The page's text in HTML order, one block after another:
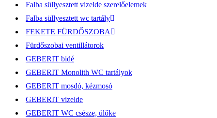
Falba süllyesztett vizelde szerelőelemek
Falba süllyesztett wc tartály
FEKETE FÜRDŐSZOBA
Fürdőszobai ventillátorok
GEBERIT bidé
GEBERIT Monolith WC tartályok
GEBERIT mosdó, kézmosó
GEBERIT vizelde
GEBERIT WC csésze, ülőke